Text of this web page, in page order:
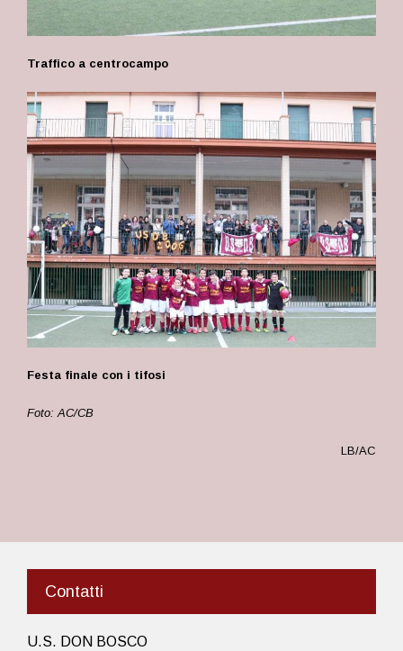
Traffico a centrocampo
Festa finale con i tifosi
Foto: AC/CB
LB/AC
Contatti
U.S. DON BOSCO